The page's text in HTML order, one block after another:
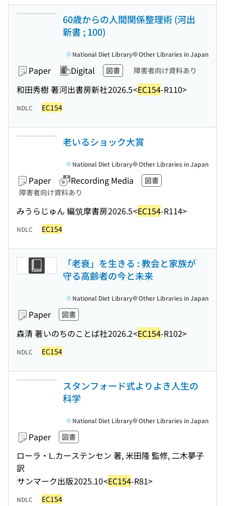
60歳からの人間関係整理術 (河出
新書 ; 100)
Paper Digital 図書 障害者向け資料あり
和田秀樹 著河出書房新社2026.5<EC154-R110>
National Diet Library Other Libraries in Japan
NDLC EC154
老いるショック大賞
Paper Recording Media
図書
障害者向け資料あり
みうらじゅん 編筑摩書房2026.5<EC154-R114>
National Diet Library Other Libraries in Japan
NDLC EC154
「老衰」を生きる : 教会と家族が
守る高齢者の今と未来
Paper 図書
森清 著いのちのことば社2026.2<EC154-R102>
National Diet Library Other Libraries in Japan
NDLC EC154
スタンフォード式よりよき人生の
科学
Paper 図書
ローラ・L.カーステンセン 著, 米田隆 監修, 二木夢子
訳
サンマーク出版2025.10<EC154-R81>
National Diet Library Other Libraries in Japan
NDLC EC154